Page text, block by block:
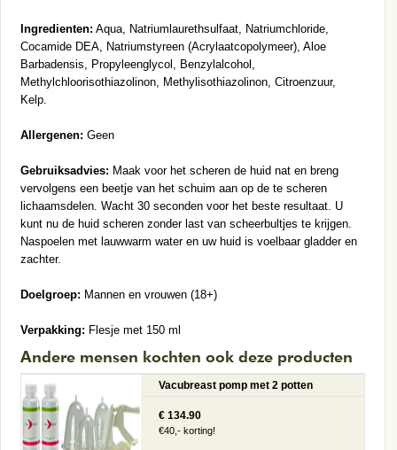
Ingredienten: Aqua, Natriumlaurethsulfaat, Natriumchloride,
Cocamide DEA, Natriumstyreen (Acrylaatcopolymeer), Aloe
Barbadensis, Propyleenglycol, Benzylalcohol,
Methylchloorisothiazolinon, Methylisothiazolinon, Citroenzuur,
Kelp.
Allergenen: Geen
Gebruiksadvies: Maak voor het scheren de huid nat en breng
vervolgens een beetje van het schuim aan op de te scheren
lichaamsdelen. Wacht 30 seconden voor het beste resultaat. U
kunt nu de huid scheren zonder last van scheerbultjes te krijgen.
Naspoelen met lauwwarm water en uw huid is voelbaar gladder en
zachter.
Doelgroep: Mannen en vrouwen (18+)
Verpakking: Flesje met 150 ml
Andere mensen kochten ook deze producten
Vacubreast pomp met 2 potten
€ 134.90
€40,- korting!